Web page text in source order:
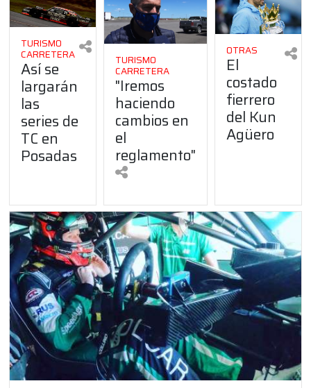
TURISMO
CARRETERA
Así se
largarán
las
series de
TC en
Posadas
TURISMO
CARRETERA
"Iremos
haciendo
cambios en
el
reglamento"
OTRAS
El
costado
fierrero
del Kun
Agüero